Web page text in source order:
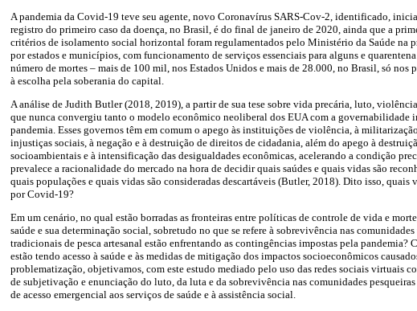
A pandemia da Covid-19 teve seu agente, novo Coronavírus SARS-Cov-2, identificado,
registro do primeiro caso da doença, no Brasil, é do final de janeiro de 2020, ainda que a
critérios de isolamento social horizontal foram regulamentados pelo Ministério da Saúde na
por estados e municípios, com funcionamento de serviços essenciais para alguns e
número de mortes – mais de 100 mil, nos Estados Unidos e mais de 28.000, no Brasil, só nos
à escolha pela soberania do capital.
A análise de Judith Butler (2018, 2019), a partir de sua tese sobre vida precária, luto,
que nunca convergiu tanto o modelo econômico neoliberal dos EUA com a governabilidade
pandemia. Esses governos têm em comum o apego às instituições de violência, à
injustiças sociais, à negação e à destruição de direitos de cidadania, além do apego à
socioambientais e à intensificação das desigualdades econômicas, acelerando a condição
prevalece a racionalidade do mercado na hora de decidir quais saúdes e quais vidas são
quais populações e quais vidas são consideradas descartáveis (Butler, 2018). Dito isso, quais
por Covid-19?
Em um cenário, no qual estão borradas as fronteiras entre políticas de controle de vida e
saúde e sua determinação social, sobretudo no que se refere à sobrevivência nas
tradicionais de pesca artesanal estão enfrentando as contingências impostas pela pandemia?
estão tendo acesso à saúde e às medidas de mitigação dos impactos socioeconômicos
problematização, objetivamos, com este estudo mediado pelo uso das redes sociais virtuais
de subjetivação e enunciação do luto, da luta e da sobrevivência nas comunidades
de acesso emergencial aos serviços de saúde e à assistência social.